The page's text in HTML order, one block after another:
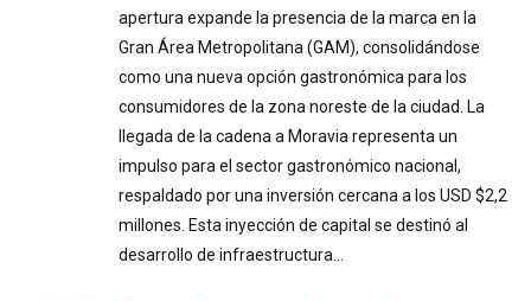
apertura expande la presencia de la marca en la
Gran Área Metropolitana (GAM), consolidándose
como una nueva opción gastronómica para los
consumidores de la zona noreste de la ciudad. La
llegada de la cadena a Moravia representa un
impulso para el sector gastronómico nacional,
respaldado por una inversión cercana a los USD $2,2
millones. Esta inyección de capital se destinó al
desarrollo de infraestructura…